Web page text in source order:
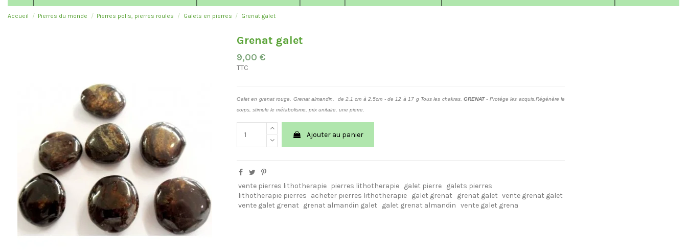
Accueil Pierres du monde Pierres polis, pierres roules Galets en pierres Grenat galet
Grenat galet
9,00 €
TTC
Galet en grenat rouge. Grenat almandin. de 2,1 cm à 2,5cm - de 12 à 17 g Tous les chakras.GRENAT- Protége les acquis.Régénère le
corps, stimule le métabolisme, prix unitaire. une pierre.
Ajouter au panier
vente pierres lithotherapie pierres lithotherapie galet pierre galets pierres
lithotherapie pierres acheter pierres lithotherapie galet grenat grenat galet vente grenat galet
vente galet grenat grenat almandin galet galet grenat almandin vente galet grena